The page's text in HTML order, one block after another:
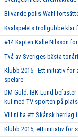
Blivande polis Wahl
Kvalspelets trollgubbe klar
#14 Kapten Kalle Nilsson
Två av Sveriges bästa
Klubb 2015 - Ett initiativ
spelare
DM Guld: IBK Lund
kul med TV sporten på
Vill ni ha ett Skånsk herrlag i
Klubb 2015, ett initiativ för